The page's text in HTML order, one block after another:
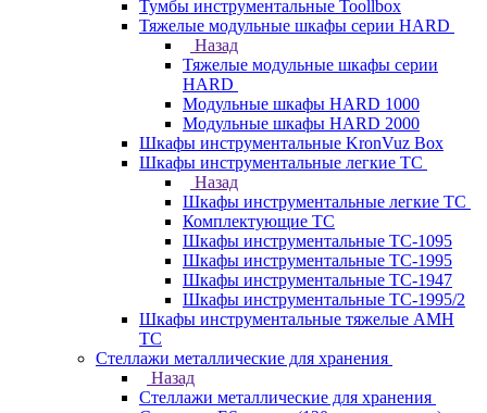
Тумбы инструментальные Toollbox
Тяжелые модульные шкафы серии HARD
Назад
Тяжелые модульные шкафы серии
HARD
Модульные шкафы HARD 1000
Модульные шкафы HARD 2000
Шкафы инструментальные KronVuz Box
Шкафы инструментальные легкие ТС
Назад
Шкафы инструментальные легкие ТС
Комплектующие ТС
Шкафы инструментальные TC-1095
Шкафы инструментальные TC-1995
Шкафы инструментальные ТС-1947
Шкафы инструментальные ТС-1995/2
Шкафы инструментальные тяжелые AMH
TC
Стеллажи металлические для хранения
Назад
Стеллажи металлические для хранения